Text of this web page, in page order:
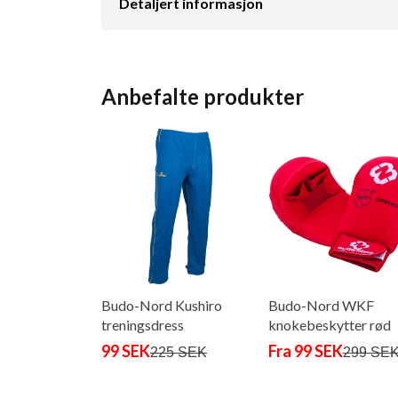
Anbefalte produkter
Budo-Nord Kushiro
treningsdress
99 SEK225 SEK
Budo-Nord WKF
knokebeskytter rød
Fra 99 SEK299